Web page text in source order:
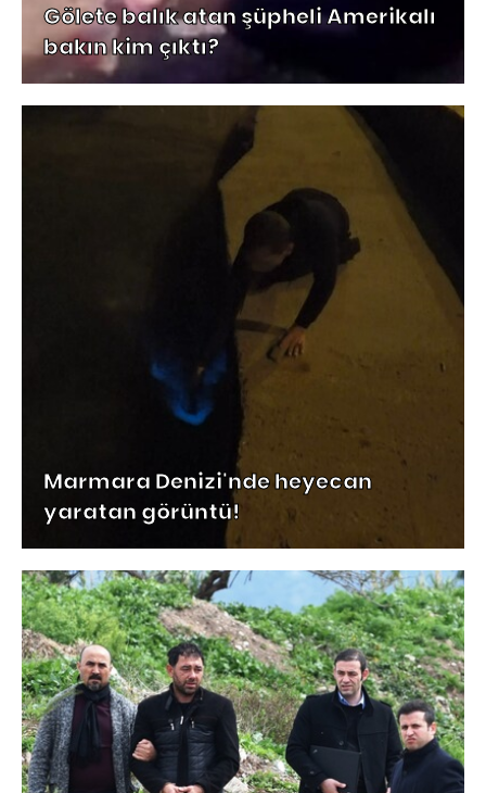
Gölete balık atan şüpheli Amerikalı
bakın kim çıktı?
Marmara Denizi'nde heyecan
yaratan görüntü!